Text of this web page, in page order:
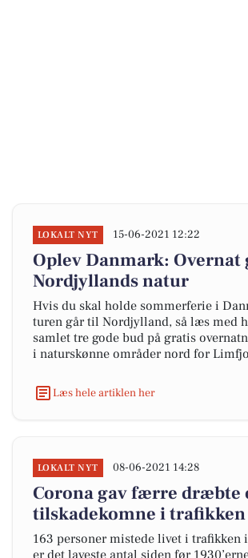
LOKALT NYT 15-06-2021 12:22
Oplev Danmark: Overnat
Nordjyllands natur
Hvis du skal holde sommerferie i
turen går til Nordjylland, så læs med
samlet tre gode bud på gratis
i naturskønne områder nord for
Læs hele artiklen her
LOKALT NYT 08-06-2021 14:28
Corona gav færre dræbte
tilskadekomne i trafikken
163 personer mistede livet i trafikken
er det laveste antal siden før